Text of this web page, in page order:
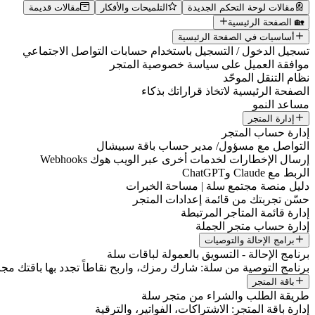
مقالات لوحة التحكم الجديدة التلميحات والأفكار
مقالات قديمة
🏡 الصفحة الرئيسية
أساسيات في الصفحة الرئيسية
تسجيل الدخول / التسجيل باستخدام حسابات التواصل الاجتماعي
موافقة العميل على سياسة خصوصية المتجر
نظام التنقل الموحّد
الصفحة الرئيسية لاتخاذ قراراتك بذكاء
مساعد النمو
إدارة المتجر
إدارة حساب المتجر
التواصل مع مسؤول/ مدير حساب باقة سبيشال
إرسال الإخطارات لخدمات أخرى عبر الويب هوك Webhooks
الربط مع Claude وChatGPT
دليل منصة مجتمع سلة | مساحة الخبرات
حسّن تجربتك من قائمة إعدادات المتجر
إدارة قائمة المتاجر المرتبطة
إدارة حساب متجر الجملة
برامج الإحالة والتوصيات
برنامج الإحالة - التسويق بالعمولة لباقات سلة
برنامج التوصية من سلة: شارك رمزك، واربح نقاطاً تجدد بها باقتك
باقة المتجر
طريقة الطلب والشراء من متجر سلة
إدارة باقة المتجر: الاشتراكات، الفواتير، والترقية